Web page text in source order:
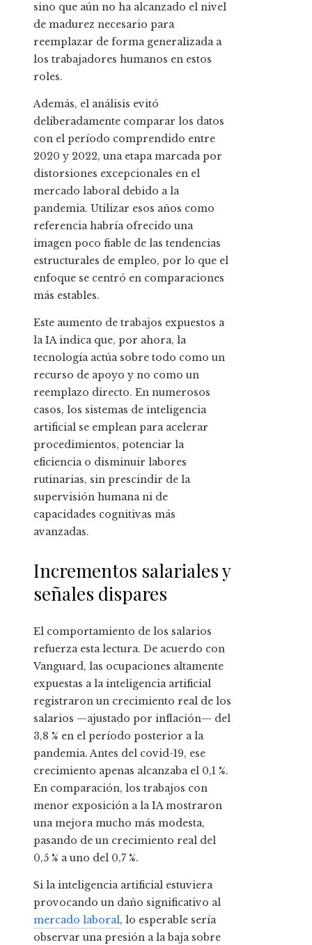
sino que aún no ha alcanzado el nivel
de madurez necesario para
reemplazar de forma generalizada a
los trabajadores humanos en estos
roles.
Además, el análisis evitó
deliberadamente comparar los datos
con el período comprendido entre
2020 y 2022, una etapa marcada por
distorsiones excepcionales en el
mercado laboral debido a la
pandemia. Utilizar esos años como
referencia habría ofrecido una
imagen poco fiable de las tendencias
estructurales de empleo, por lo que el
enfoque se centró en comparaciones
más estables.
Este aumento de trabajos expuestos a
la IA indica que, por ahora, la
tecnología actúa sobre todo como un
recurso de apoyo y no como un
reemplazo directo. En numerosos
casos, los sistemas de inteligencia
artificial se emplean para acelerar
procedimientos, potenciar la
eficiencia o disminuir labores
rutinarias, sin prescindir de la
supervisión humana ni de
capacidades cognitivas más
avanzadas.
Incrementos salariales y
señales dispares
El comportamiento de los salarios
refuerza esta lectura. De acuerdo con
Vanguard, las ocupaciones altamente
expuestas a la inteligencia artificial
registraron un crecimiento real de los
salarios —ajustado por inflación— del
3,8 % en el período posterior a la
pandemia. Antes del covid-19, ese
crecimiento apenas alcanzaba el 0,1 %.
En comparación, los trabajos con
menor exposición a la IA mostraron
una mejora mucho más modesta,
pasando de un crecimiento real del
0,5 % a uno del 0,7 %.
Si la inteligencia artificial estuviera
provocando un daño significativo al
mercado laboral, lo esperable sería
observar una presión a la baja sobre